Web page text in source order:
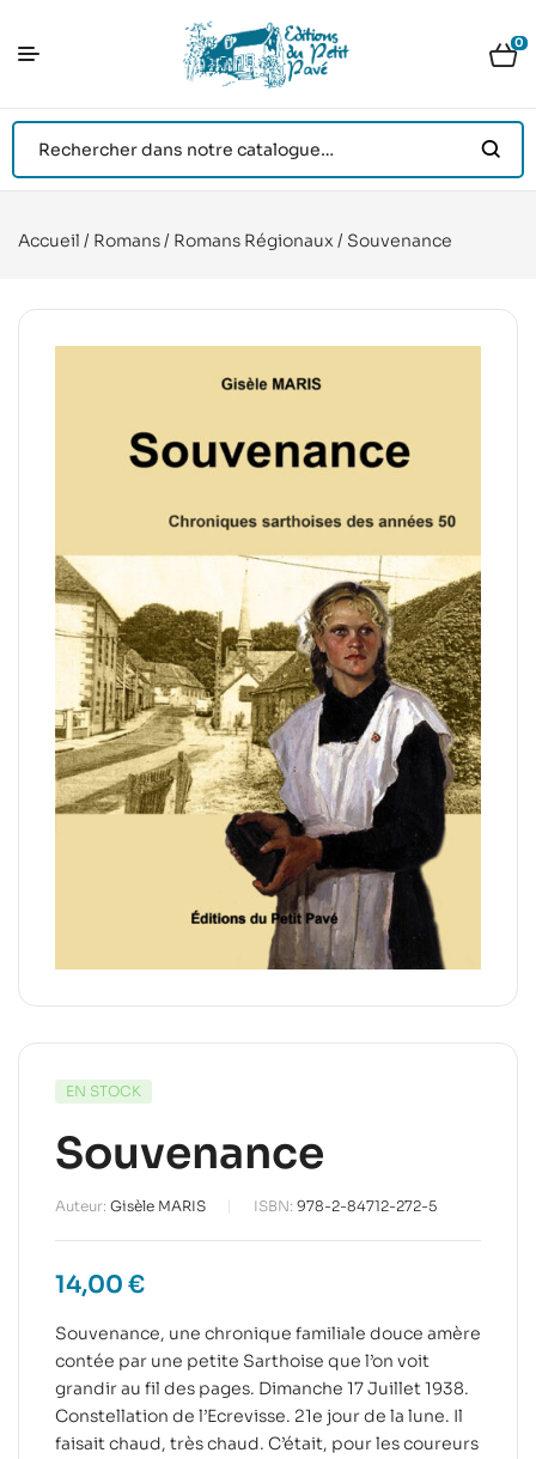
0
Accueil / Romans/ Romans Régionaux / Souvenance
EN STOCK
Souvenance
Auteur: Gisèle MARIS ISBN: 978-2-84712-272-5
14,00 €
Souvenance, une chronique familiale douce amère
contée par une petite Sarthoise que l’on voit
grandir au fil des pages. Dimanche 17 Juillet 1938.
Constellation de l’Ecrevisse. 21e jour de la lune. Il
faisait chaud, très chaud. C’était, pour les coureurs